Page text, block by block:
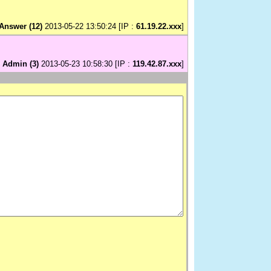
(12) 2013-05-22 13:50:24 [IP : 61.19.22.xxx]
Admin (3) 2013-05-23 10:58:30 [IP : 119.42.87.xxx]